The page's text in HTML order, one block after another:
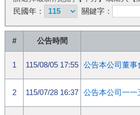
民國年：
關鍵字：
# 公告時間
1 115/08/05 17:55 公告本公司董事
2 115/07/28 16:37 公告本公司一一